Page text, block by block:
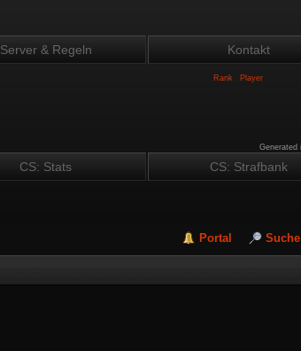
Server & Regeln Kontakt
CS: Stats CS: Strafbank
Portal Suche